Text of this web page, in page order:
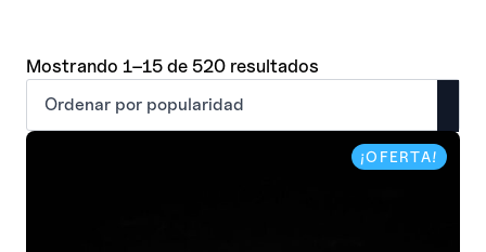
Mostrando 1–15 de 520 resultados
¡OFERTA!